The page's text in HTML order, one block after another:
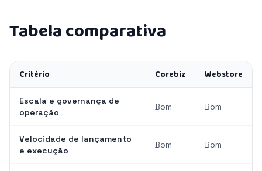
Tabela comparativa
Critério Corebiz Webstore
Escala e governança de
operação
Bom Bom
Velocidade de lançamento
e execução
Bom Bom